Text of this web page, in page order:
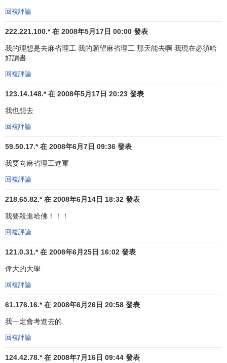
重視實際問題會幹擾理論研究，但這種做法還是堅持下來
了。而且這個研究室逐漸發展成工業聯絡規劃室和協作辦公
室，加強了與工業界的聯繫和相互促進。1940-1946年，MIT
建立了微波雷達研究機構，1951年又建立了林肯實驗室。這
的。在冷戰日益加劇之時，國務院就前蘇聯干擾美國之音一
事委托MIT在1950年年內完成一項“特洛伊”研究規劃，這項研
了政治學系，這個系的不少研究工作與國家的重大決策有
關。1972年，為尋求解決震撼世界的能源危機新途徑，能源
文理相通——
所著名的理工學院，但它並不忽視人文學科的教育。羅傑斯
般的教育，使其在數學、物理、自然科學、英語和其它現代
語言以及心理學和
任何領域的工作做好準備。沃克院長加強了課程設置中的社
科學以新的重要地位。劉易斯報告否定了學院要象醫科和法
律學校那樣僅為畢業班開設適應職業要求課程的傳統看法，
致人文學和社會科學必然成為人的職業所需要的部分”。吉里
安院長也指出“需要在科學與人文學之間創造更好的聯
回複評論
222.221.100.* 在 2008年5月17日 00:00 發表
我的理想是去麻省理工 我的願望麻省理工 那天能去啊 我現在必須哈
好讀書
回複評論
123.14.148.* 在 2008年5月17日 20:23 發表
我也想去
回複評論
59.50.17.* 在 2008年6月7日 09:36 發表
我要向麻省理工進軍
回複評論
218.65.82.* 在 2008年6月14日 18:32 發表
我要殺進哈佛！！！
回複評論
121.0.31.* 在 2008年6月25日 16:02 發表
偉大的大學
回複評論
61.176.16.* 在 2008年6月26日 20:58 發表
我一定會考進去的.
回複評論
124.42.78.* 在 2008年7月16日 09:44 發表